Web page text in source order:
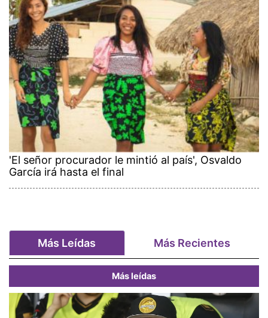
'El señor procurador le mintió al país', Osvaldo
García irá hasta el final
Más Leídas Más Recientes
Más leídas